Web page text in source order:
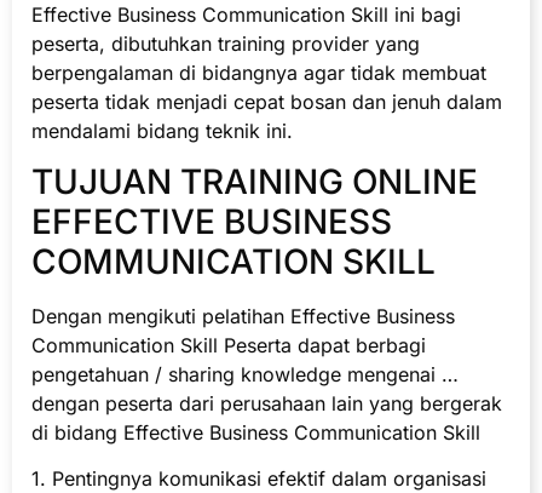
Effective Business Communication Skill ini bagi
peserta, dibutuhkan training provider yang
berpengalaman di bidangnya agar tidak membuat
peserta tidak menjadi cepat bosan dan jenuh dalam
mendalami bidang teknik ini.
TUJUAN TRAINING ONLINE
EFFECTIVE BUSINESS
COMMUNICATION SKILL
Dengan mengikuti pelatihan Effective Business
Communication Skill Peserta dapat berbagi
pengetahuan / sharing knowledge mengenai …
dengan peserta dari perusahaan lain yang bergerak
di bidang Effective Business Communication Skill
1. Pentingnya komunikasi efektif dalam organisasi